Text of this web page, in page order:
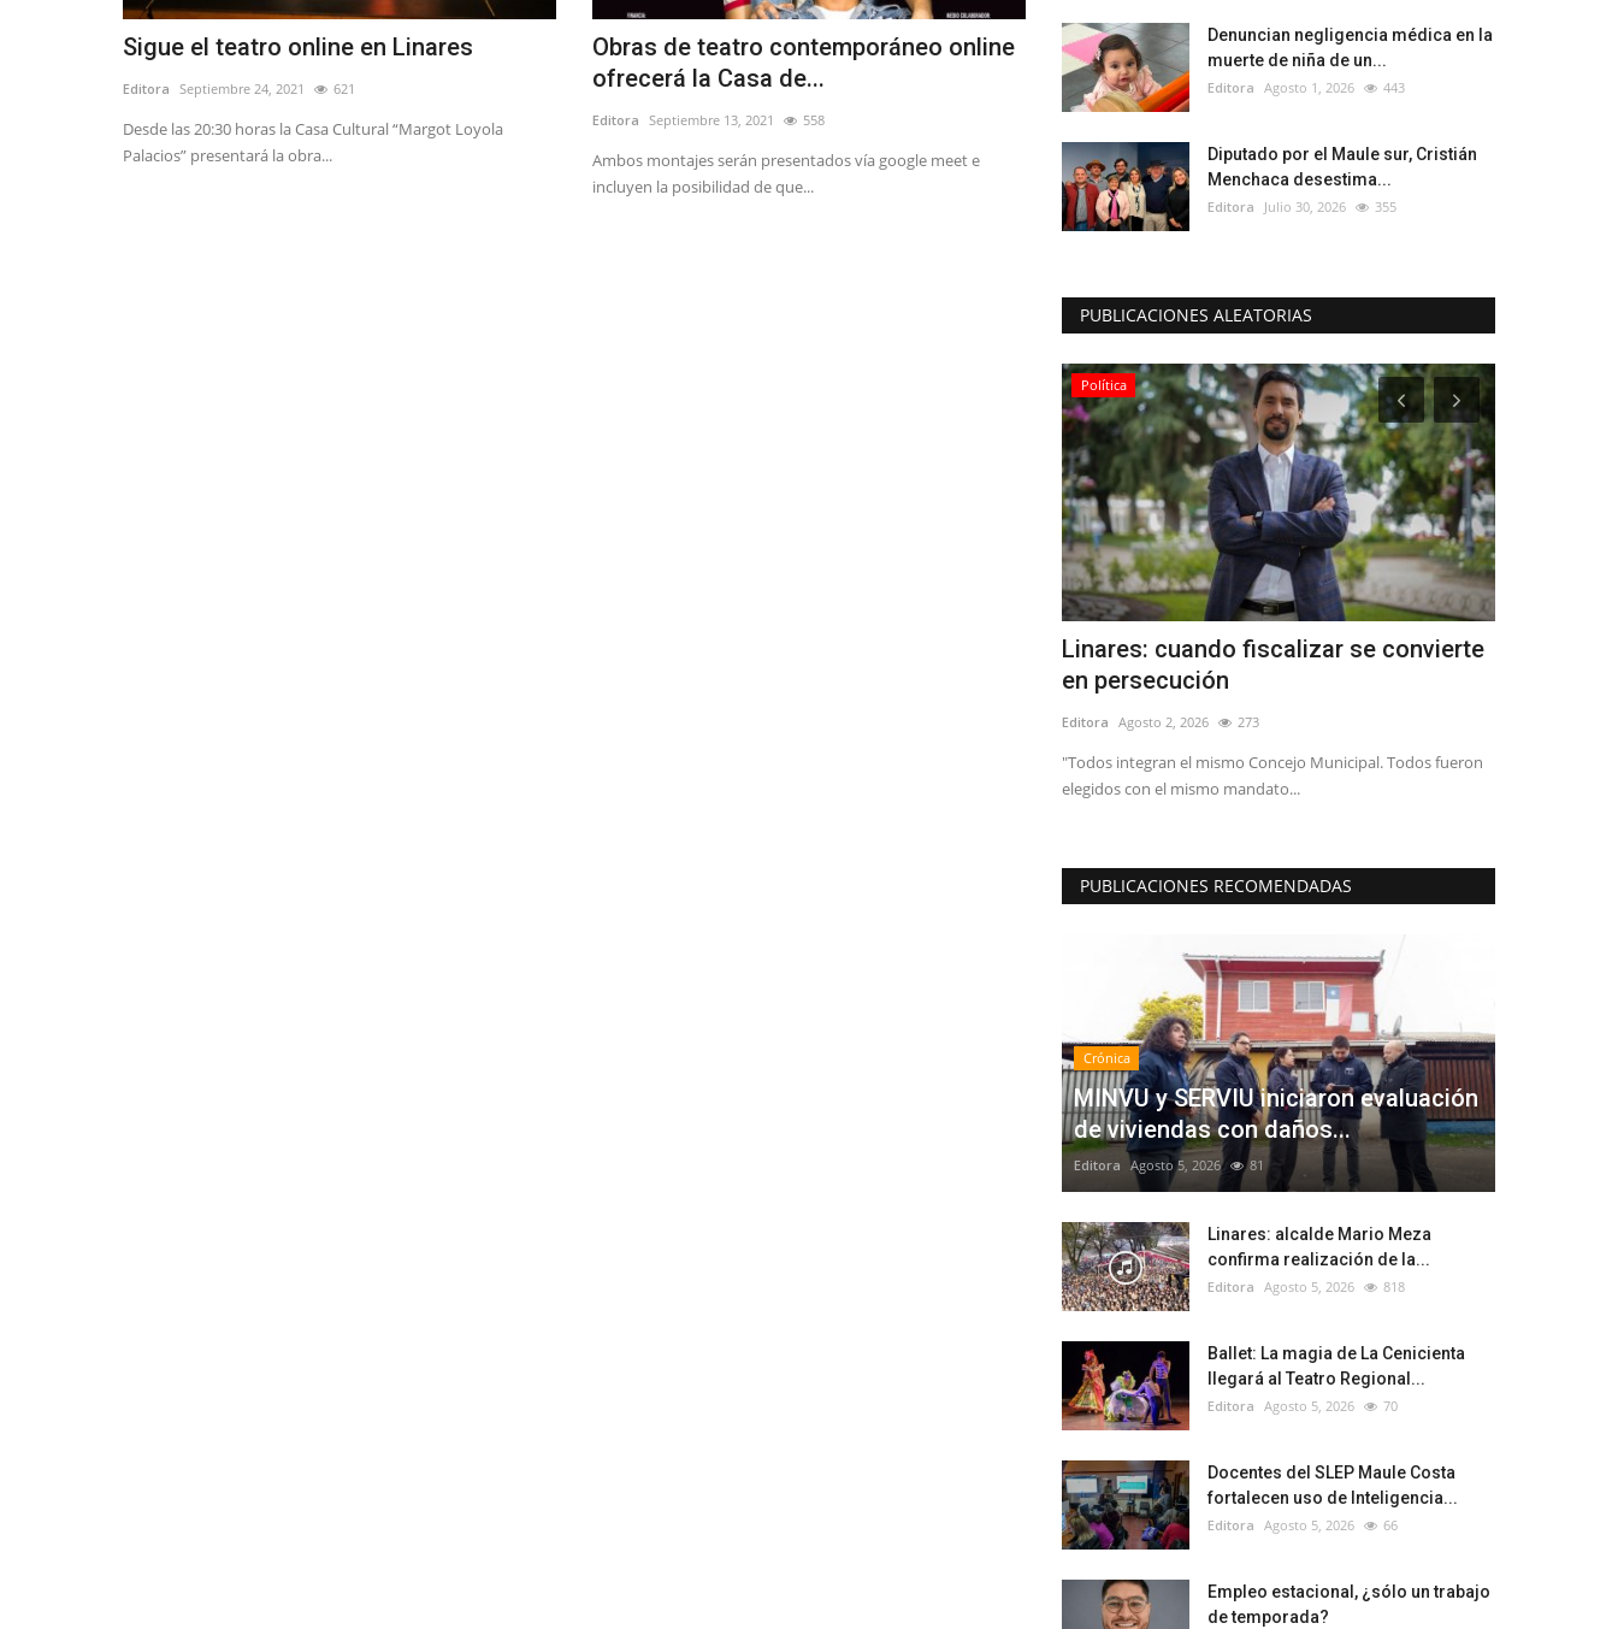
Sigue el teatro online en Linares
Editora Septiembre 24, 2021 621
Desde las 20:30 horas la Casa Cultural “Margot Loyola
Palacios” presentará la obra...
Obras de teatro contemporáneo online
ofrecerá la Casa de...
Editora Septiembre 13, 2021 558
Ambos montajes serán presentados vía google meet e
incluyen la posibilidad de que...
Denuncian negligencia médica en la
muerte de niña de un...
Editora Agosto 1, 2026 443
Diputado por el Maule sur, Cristián
Menchaca desestima...
Editora Julio 30, 2026 355
PUBLICACIONES ALEATORIAS
Política
Linares: cuando fiscalizar se convierte
en persecución
Editora Agosto 2, 2026 273
"Todos integran el mismo Concejo Municipal. Todos fueron
elegidos con el mismo mandato...
PUBLICACIONES RECOMENDADAS
Crónica
MINVU y SERVIU iniciaron evaluación
de viviendas con daños...
Editora Agosto 5, 2026 81
Linares: alcalde Mario Meza
confirma realización de la...
Editora Agosto 5, 2026 818
Ballet: La magia de La Cenicienta
llegará al Teatro Regional...
Editora Agosto 5, 2026 70
Docentes del SLEP Maule Costa
fortalecen uso de Inteligencia...
Editora Agosto 5, 2026 66
Empleo estacional, ¿sólo un trabajo
de temporada?